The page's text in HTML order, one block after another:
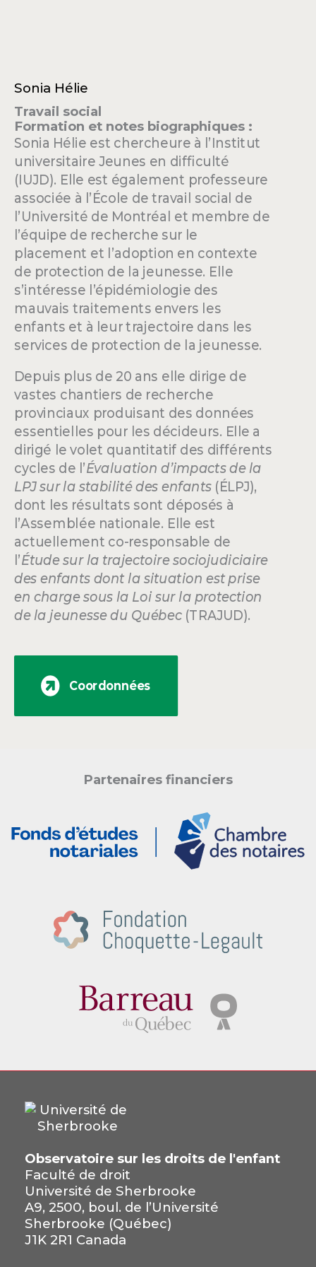
Sonia Hélie
Travail social
Formation et notes biographiques :
Sonia Hélie est chercheure à l’Institut
universitaire Jeunes en difficulté
(IUJD). Elle est également professeure
associée à l’École de travail social de
l’Université de Montréal et membre de
l’équipe de recherche sur le
placement et l’adoption en contexte
de protection de la jeunesse. Elle
s’intéresse l’épidémiologie des
mauvais traitements envers les
enfants et à leur trajectoire dans les
services de protection de la jeunesse.
Depuis plus de 20 ans elle dirige de
vastes chantiers de recherche
provinciaux produisant des données
essentielles pour les décideurs. Elle a
dirigé le volet quantitatif des différents
cycles de l’Évaluation d’impacts de la
LPJ sur la stabilité des enfants(ÉLPJ),
dont les résultats sont déposés à
l’Assemblée nationale. Elle est
actuellement co-responsable de
l’Étude sur la trajectoire sociojudiciaire
des enfants dont la situation est prise
en charge sous la Loi sur la protection
de la jeunesse du Québec(TRAJUD).
Coordonnées
Partenaires financiers
Observatoire sur les droits de l'enfant
Faculté de droit
Université de Sherbrooke
A9, 2500, boul. de l’Université
Sherbrooke (Québec)
J1K 2R1 Canada